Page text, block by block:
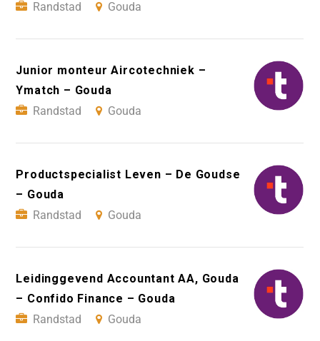
Randstad
Gouda
Junior monteur Aircotechniek –
Ymatch – Gouda
Randstad
Gouda
Productspecialist Leven – De Goudse
– Gouda
Randstad
Gouda
Leidinggevend Accountant AA, Gouda
– Confido Finance – Gouda
Randstad
Gouda